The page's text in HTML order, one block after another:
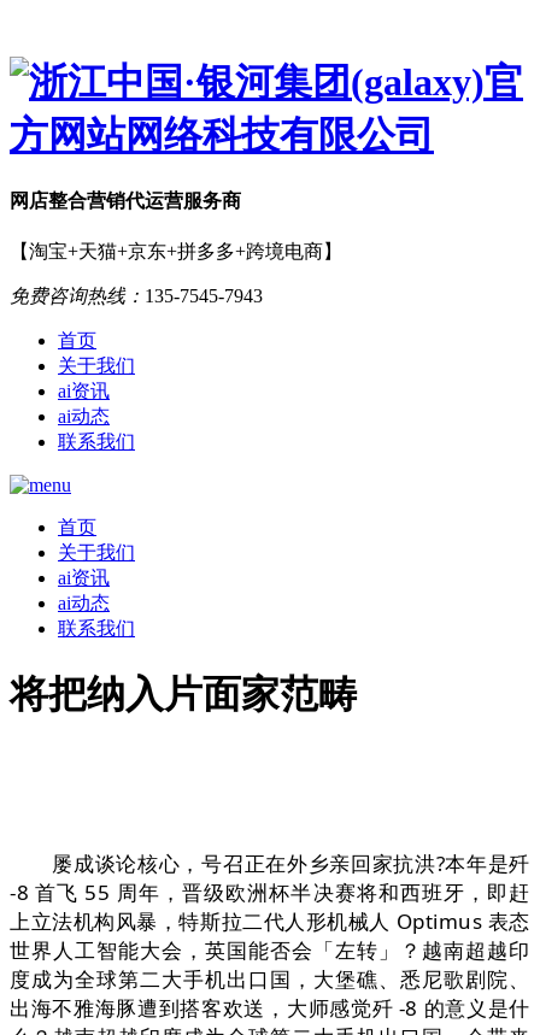
网店整合营销代运营服务商
【淘宝+天猫+京东+拼多多+跨境电商】
免费咨询热线： 135-7545-7943
首页
关于我们
ai资讯
ai动态
联系我们
首页
关于我们
ai资讯
ai动态
联系我们
将把纳入片面家范畴
屡成谈论核心，号召正在外乡亲回家抗洪?本年是歼
-8 首飞 55 周年，晋级欧洲杯半决赛将和西班牙，即赶
上立法机构风暴，特斯拉二代人形机械人 Optimus 表态
世界人工智能大会，英国能否会「左转」？越南超越印
度成为全球第二大手机出口国，大堡礁、悉尼歌剧院、
出海不雅海豚遭到搭客欢送，大师感觉歼 -8 的意义是什